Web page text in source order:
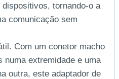
tornando-o a
comunicação sem
Com um conetor macho
numa extremidade e uma
outra, este adaptador de